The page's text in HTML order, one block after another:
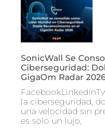
SonicWall Se
Ciberseguridad:
GigaOm Radar
la ciberseguridad,
una velocidad sin
es solo un lujo,